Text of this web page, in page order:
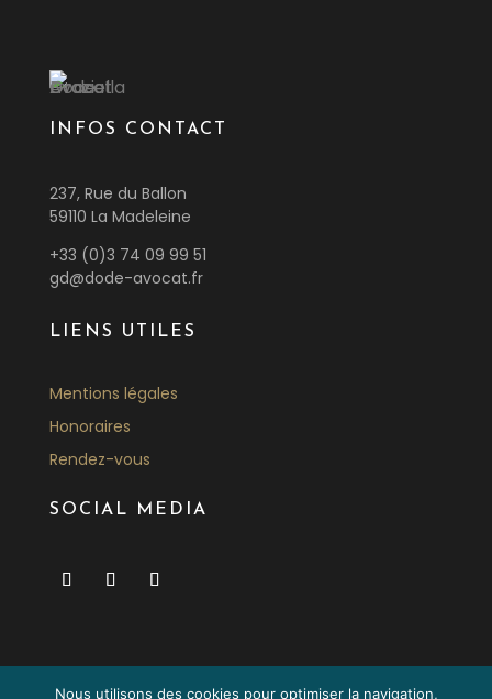
INFOS CONTACT
237, Rue du Ballon
59110 La Madeleine
+33 (0)3 74 09 99 51
gd@dode-avocat.fr
LIENS UTILES
Mentions légales
Honoraires
Rendez-vous
SOCIAL MEDIA
Nous utilisons des cookies pour optimiser la navigation,